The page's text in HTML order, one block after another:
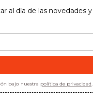
al día de las novedades y
bajo nuestra política de privacidad.